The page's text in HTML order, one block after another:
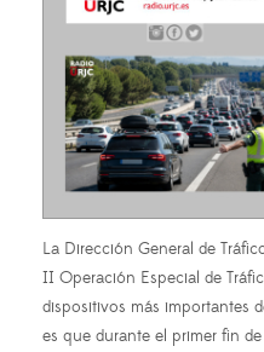
La Dirección General de
II Operación Especial de
dispositivos más importantes
es que durante el primer fin